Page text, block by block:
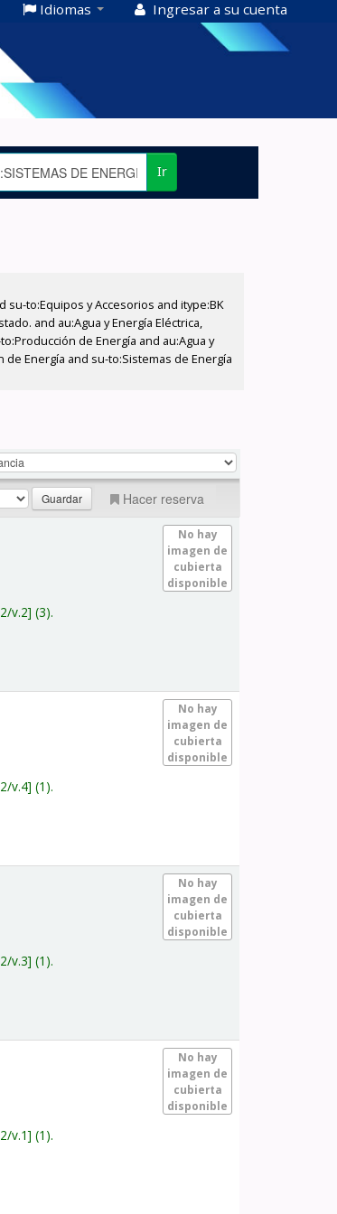
Idiomas Ingresar a su cuenta
Ir
su-to:Equipos y Accesorios and itype:BK
and au:Agua y Energía Eléctrica,
de Energía and au:Agua y
de Energía and su-to:Sistemas de Energía
Hacer reserva
No hay
imagen de
cubierta
disponible
v.2 (3).
No hay
imagen de
cubierta
disponible
v.4 (1).
No hay
imagen de
cubierta
disponible
v.3 (1).
No hay
imagen de
cubierta
disponible
v.1 (1).